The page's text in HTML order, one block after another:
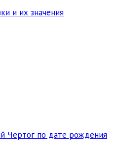
и их значения
Чертог по дате рождения